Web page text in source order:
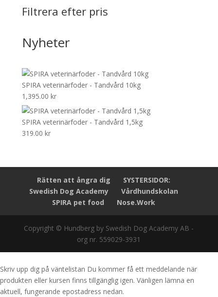
Filtrera efter pris
Nyheter
SPIRA veterinärfoder - Tandvård 10kg
1,395.00 kr
SPIRA veterinärfoder - Tandvård 1,5kg
319.00 kr
Rätten att ångra dig
SYSTERSIDOR:
Swedish Dog Academy
Vårdhundskolan
SPIRA pet food
Nose.Work
Copyright © Hundberg by Swedish Dog Academy AB -
org nr. 559029-3931
Skriv upp dig på väntelistan Du kommer få ett meddelande när
produkten eller kursen finns tillgänglig igen. Vänligen lämna en
aktuell, fungerande epostadress nedan.